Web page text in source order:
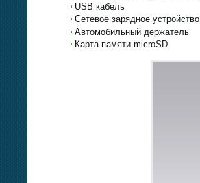
USB кабель
Сетевое зарядное устройство
Автомобильный держатель
Карта памяти microSD